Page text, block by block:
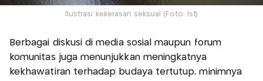
Ilustrasi kekerasan seksual (Foto: Ist)
Berbagai diskusi di media sosial maupun forum
komunitas juga menunjukkan meningkatnya
kekhawatiran terhadap budaya tertutup, minimnya